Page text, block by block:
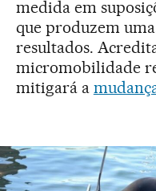
medida em
que produzem
resultados.
micromobilidade
mitigará a